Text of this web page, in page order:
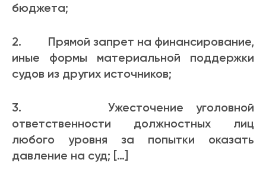
бюджета;
2. Прямой запрет на финансирование,
иные формы материальной поддержки
судов из других источников;
3. Ужесточение уголовной
ответственности должностных лиц
любого уровня за попытки оказать
давление на суд; […]